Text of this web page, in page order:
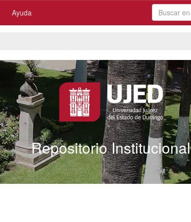
Ayuda
Repositorio Institucional